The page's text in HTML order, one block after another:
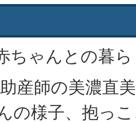
ちゃんとの暮
産師の美濃直
の様子、抱っ